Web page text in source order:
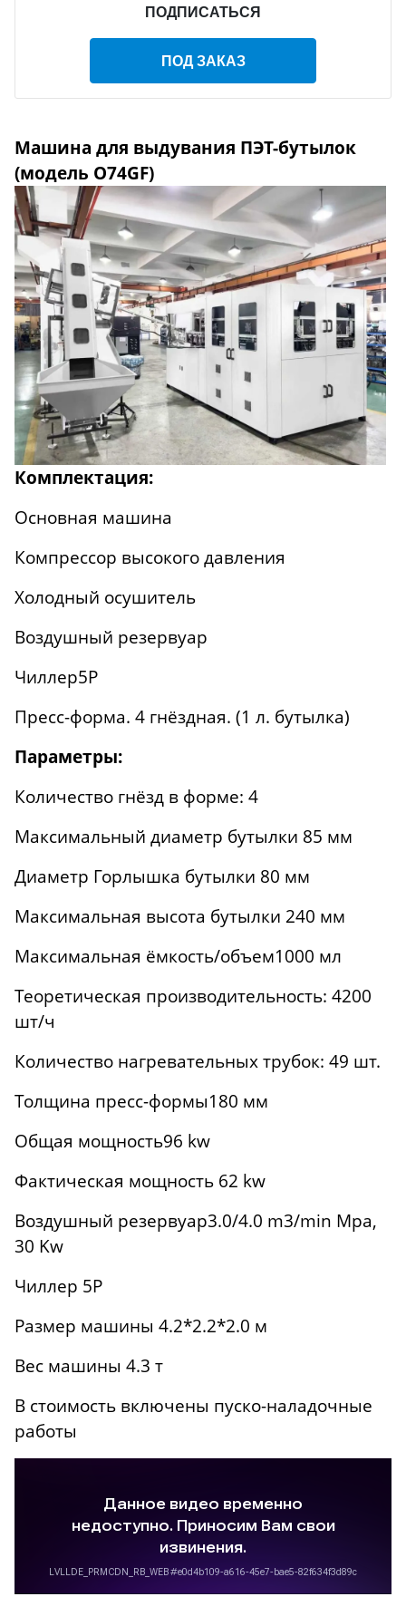
ПОДПИСАТЬСЯ
ПОД ЗАКАЗ
Машина для выдувания ПЭТ-бутылок
(модель O74GF)
Комплектация:
Основная машина
Компрессор высокого давления
Холодный осушитель
Воздушный резервуар
Чиллер5Р
Пресс-форма. 4 гнёздная. (1 л. бутылка)
Параметры:
Количество гнёзд в форме: 4
Максимальный диаметр бутылки 85 мм
Диаметр Горлышка бутылки 80 мм
Максимальная высота бутылки 240 мм
Максимальная ёмкость/объем1000 мл
Теоретическая производительность: 4200
шт/ч
Количество нагревательных трубок: 49 шт.
Толщина пресс-формы180 мм
Общая мощность96 kw
Фактическая мощность 62 kw
Воздушный резервуар3.0/4.0 m3/min Mpa,
30 Kw
Чиллер 5P
Размер машины 4.2*2.2*2.0 м
Вес машины 4.3 т
В стоимость включены пуско-наладочные
работы